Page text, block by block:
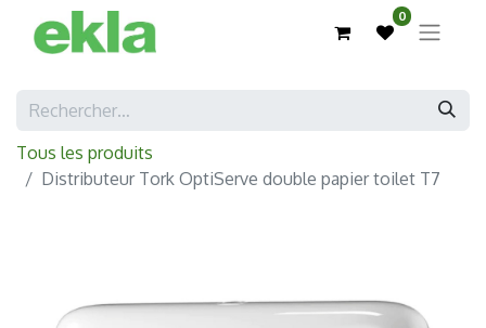
0
Tous les produits
Distributeur Tork OptiServe double papier toilet T7